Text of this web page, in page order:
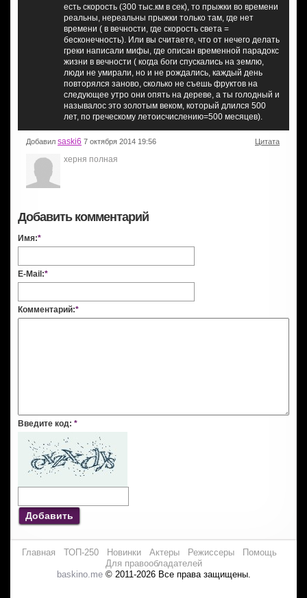
есть скорость (300 тыс.км в сек), то прыжки во времени
реальны, нереальны прыжки только там, где нет
времени ( в вечности, где скорость света =
бесконечность). Или вы считаете, что от нечего делать
греки написали мифы, где описан временной парадокс
жизни в вечности ( когда боги спускались на землю,
люди не умирали, но и не рождались, каждый день
повторялся заново, сколько не съешь фруктов на
следующее утро они опять на дереве, а ты голодный и
называлос это золотым веком, который длился 500
лет, по греческому летоисчислению=500 месяцев).
Добавил saski6 7 октября 2014 19:56 Цитата
херня полная
Добавить комментарий
Имя:*
E-Mail:*
Комментарий:*
Введите код: *
Добавить
Главная ТОП-250 Новинки Актеры Режиссеры
Помощь
Для правообладателей
baskino.me© 2011-2026 Все права защищены.